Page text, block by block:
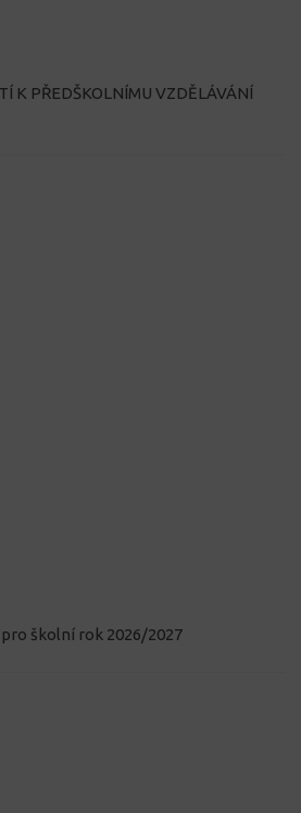
K PŘEDŠKOLNÍMU VZDĚLÁVÁNÍ
školní rok 2026/2027